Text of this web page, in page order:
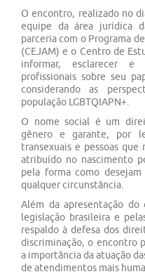
O encontro, realizado no
equipe da área jurídica
parceria com o Programa
(CEJAM) e o Centro de
informar, esclarecer e
profissionais sobre seu
considerando as
população LGBTQIAPN+.
O nome social é um
gênero e garante, por
transexuais e pessoas
atribuído no nascimento
pela forma como
qualquer circunstância.
Além da apresentação
legislação brasileira e
respaldo à defesa dos
discriminação, o encontro
a importância da atuação
de atendimentos mais